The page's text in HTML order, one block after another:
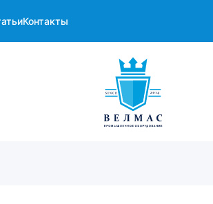
Контакты